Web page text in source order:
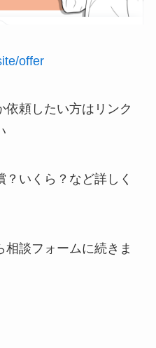
offer
頼したい方はリンク
いくら？など詳しく
談フォームに続きま